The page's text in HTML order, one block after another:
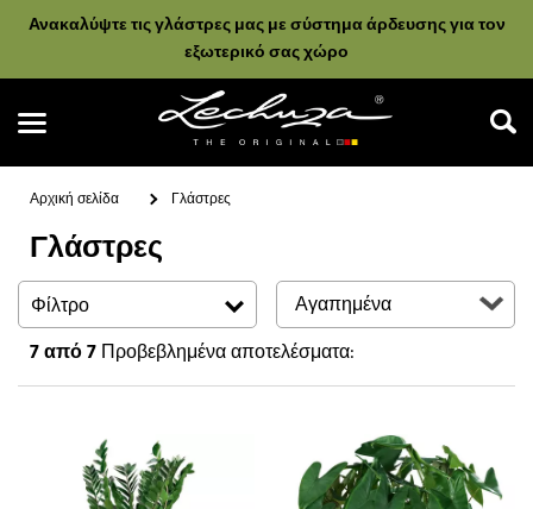
Ανακαλύψτε τις γλάστρες μας με σύστημα άρδευσης για τον
εξωτερικό σας χώρο
Αναζήτηση
Αρχική σελίδα Γλάστρες
Γλάστρες
Φίλτρο
7από 7Προβεβλημένα αποτελέσματα: